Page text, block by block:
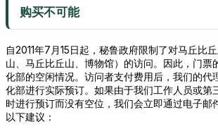
购买不可能
自2011年7月15日起，秘鲁政府限制了对马丘比
山、马丘比丘山、博物馆）的访问。因此，门票
化部的空闲情况。访问者支付费用后，我们的代
化部进行实际预订。如果由于我们工作人员或第
时进行预订而没有空位，我们会立即通过电子邮
以下建议：